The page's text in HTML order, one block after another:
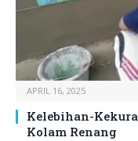
APRIL 16, 2025
Kelebihan-
Kolam Renang